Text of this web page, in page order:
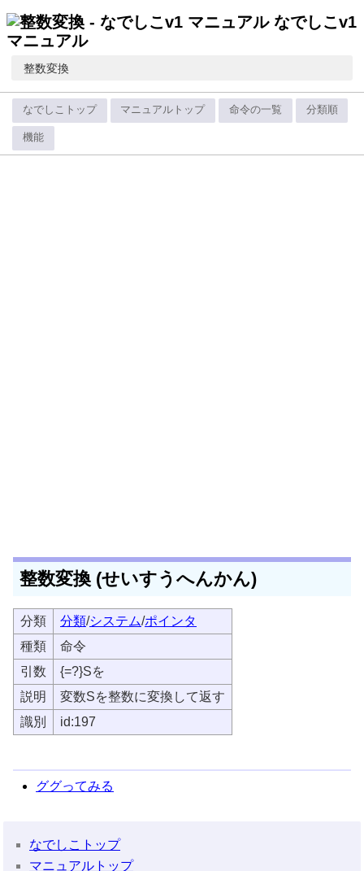
なでしこv1
マニュアル
整数変換
なでしこトップ マニュアルトップ 命令の一覧 分類順
機能
整数変換 (せいすうへんかん)
分類 分類/システム/ポインタ
種類
命令
引数
{=?}Sを
説明
変数Sを整数に変換して返す
識別
id:197
ググってみる
なでしこトップ
マニュアルトップ